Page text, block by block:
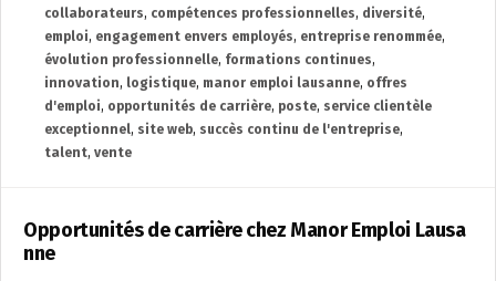
collaborateurs, compétences professionnelles, diversité,
emploi, engagement envers employés, entreprise renommée,
évolution professionnelle, formations continues,
innovation, logistique, manor emploi lausanne, offres
d'emploi, opportunités de carrière, poste, service clientèle
exceptionnel, site web, succès continu de l'entreprise,
talent, vente
Opportunités de carrière chez Manor Emploi Lausa
nne